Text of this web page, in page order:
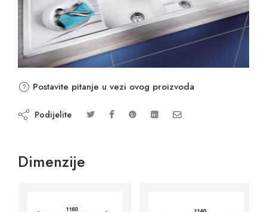
Postavite pitanje u vezi ovog proizvoda
Podijelite
Dimenzije